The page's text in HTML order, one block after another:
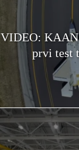
VIDEO: KAAN
prvi test